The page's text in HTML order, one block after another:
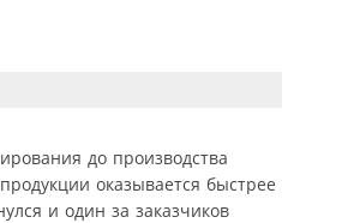
до производства
оказывается быстрее
и один за заказчиков